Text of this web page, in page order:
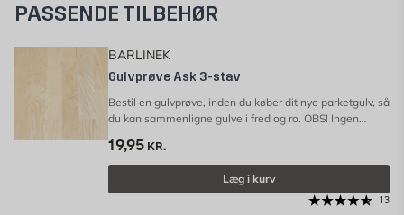
PASSENDE TILBEHØR
BARLINEK
Gulvprøve Ask 3-stav
Bestil en gulvprøve, inden du køber dit nye parketgulv, så
du kan sammenligne gulve i fred og ro. OBS! Ingen
19,95 KR.
Læg i kurv
13